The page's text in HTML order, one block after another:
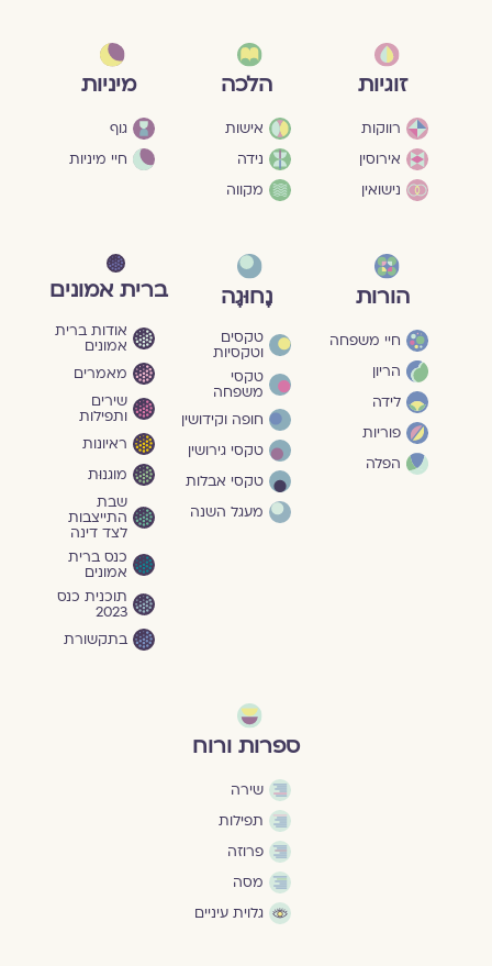
זוגיות
רווקות
אירוסין
נישואין
הלכה
אישות
נידה
מקווה
מיניות
גוף
חיי מיניות
הורות
חיי משפחה
הריון
לידה
פוריות
הפלה
נָחוּגָה
טקסים
וטקסיות
טקסי
משפחה
חופה וקידושין
טקסי גירושין
טקסי אבלות
מעגל השנה
ברית אמונים
אודות ברית
אמונים
מאמרים
שירים
ותפילות
ראיונות
מוגנוּת
שבת
התייצבות
לצד דינה
כנס ברית
אמונים
תוכנית כנס
2023
בתקשורת
ספרות ורוח
שירה
תפילות
פרוזה
מסה
גלוית עיניים